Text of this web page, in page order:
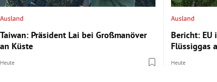
Ausland
Taiwan: Präsident Lai bei Großmanöver
an Küste
Heute
Ausland
Bericht:
Flüssiggas
Heute